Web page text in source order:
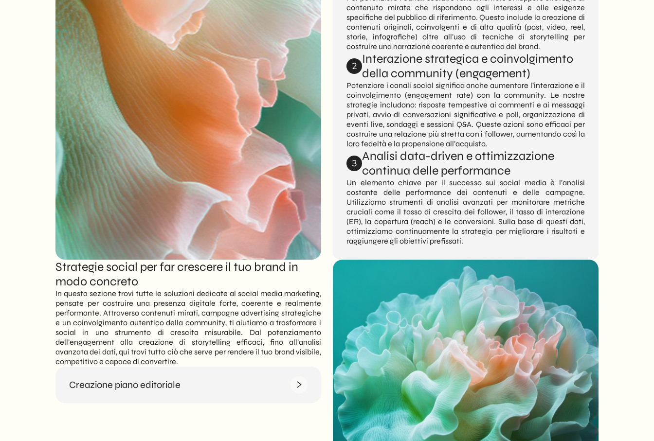
contenuto mirate che rispondano agli interessi e alle esigenze
specifiche del pubblico di riferimento. Questo include la creazione di
contenuti originali, coinvolgenti e di alta qualità (post, video, reel,
storie, infografiche) oltre all’uso di tecniche di storytelling per
costruire una narrazione coerente e autentica del brand.
2 Interazione strategica e coinvolgimento
della community (engagement)
Potenziare i canali social significa anche aumentare l’interazione e il
coinvolgimento (engagement rate) con la community. Le nostre
strategie includono: risposte tempestive ai commenti e ai messaggi
privati, avvio di conversazioni significative e poll, organizzazione di
eventi live, sondaggi e sessioni Q&A. Queste azioni sono efficaci per
costruire una relazione più stretta con i follower, aumentando così la
loro fedeltà e la propensione all’acquisto.
3 Analisi data-driven e ottimizzazione
continua delle performance
Un elemento chiave per il successo sui social media è l’analisi
costante delle performance dei contenuti e delle campagne.
Utilizziamo strumenti di analisi avanzati per monitorare metriche
cruciali come il tasso di crescita dei follower, il tasso di interazione
(ER), la copertura (reach) e le conversioni. Sulla base di questi dati,
ottimizziamo continuamente la strategia per migliorare i risultati e
raggiungere gli obiettivi prefissati.
Strategie social per far crescere il tuo brand in
modo concreto
In questa sezione trovi tutte le soluzioni dedicate al social media marketing,
pensate per costruire una presenza digitale forte, coerente e realmente
performante. Attraverso contenuti mirati, campagne advertising strategiche
e un coinvolgimento autentico della community, ti aiutiamo a trasformare i
social in uno strumento di crescita misurabile. Dal potenziamento
dell’engagement alla creazione di storytelling efficaci, fino all’analisi
avanzata dei dati, qui trovi tutto ciò che serve per rendere il tuo brand visibile,
competitivo e capace di convertire.
Creazione piano editoriale